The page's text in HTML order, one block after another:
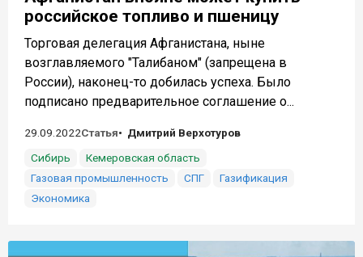
российское топливо и пшеницу
Торговая делегация Афганистана, ныне
возглавляемого "Талибаном" (запрещена в
России), наконец-то добилась успеха. Было
подписано предварительное соглашение о...
29.09.2022Статья
Дмитрий Верхотуров
Сибирь
Кемеровская область
Газовая промышленность
СПГ
Газификация
Экономика